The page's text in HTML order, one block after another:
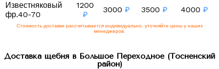
Известняковый
фр.40-70
1200
₽
3000 ₽ 3500 ₽ 4000 ₽
Стоимость доставки рассчитывается индивидуально, уточняйте цены у наших
менеджеров.
Доставка щебня в Большое Переходное (Тосненский
район)